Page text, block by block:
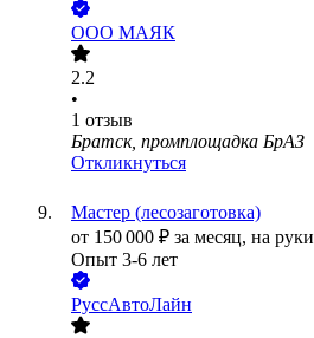
ООО МАЯК
2.2
•
1 отзыв
Братск, промплощадка БрАЗ
Откликнуться
Мастер (лесозаготовка)
от 150 000 ₽ за месяц, на руки
Опыт 3-6 лет
РуссАвтоЛайн